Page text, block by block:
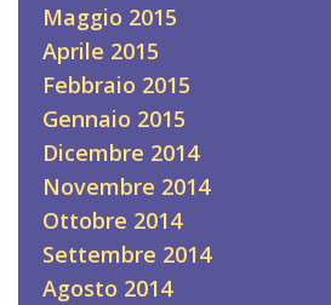
Maggio 2015
Aprile 2015
Febbraio 2015
Gennaio 2015
Dicembre 2014
Novembre 2014
Ottobre 2014
Settembre 2014
Agosto 2014